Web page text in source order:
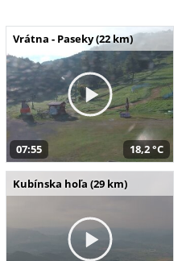
Vrátna - Paseky (22 km)
07:55 18,2 °C
Kubínska hoľa (29 km)